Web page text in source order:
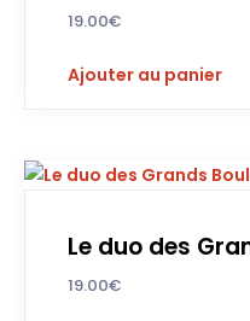
19.00€
Ajouter au panier
Le duo des
19.00€